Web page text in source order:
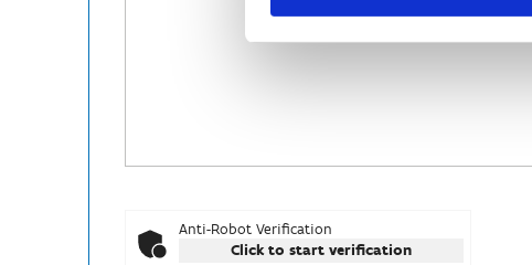
Anti-Robot Verification
Click to start verification